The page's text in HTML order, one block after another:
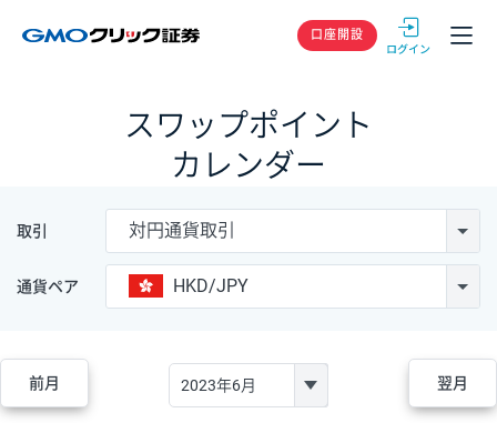
GMOクリック
口座開設
スワップポイント
カレンダー
取引 対円通貨取引
通貨ペア HKD/JPY
前月 翌月